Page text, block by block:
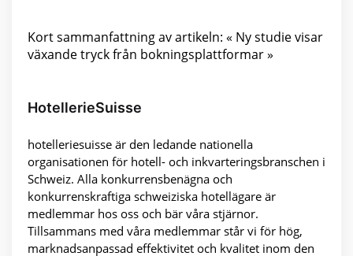
Kort sammanfattning av artikeln: « Ny studie visar
växande tryck från bokningsplattformar »
HotellerieSuisse
hotelleriesuisse är den ledande nationella
organisationen för hotell- och inkvarteringsbranschen i
Schweiz. Alla konkurrensbenägna och
konkurrenskraftiga schweiziska hotellägare är
medlemmar hos oss och bär våra stjärnor.
Tillsammans med våra medlemmar står vi för hög,
marknadsanpassad effektivitet och kvalitet inom den